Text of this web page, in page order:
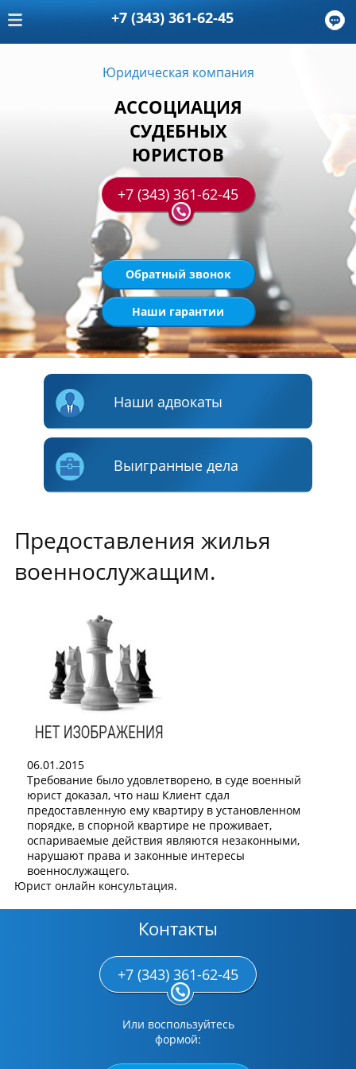
+7 (343) 361-62-45
Юридическая компания
АССОЦИАЦИЯ
СУДЕБНЫХ
ЮРИСТОВ
+7 (343) 361-62-45
Обратный звонок
Наши гарантии
Наши адвокаты
Выигранные дела
Предоставления жилья
военнослужащим.
06.01.2015
Требование было удовлетворено, в суде военный
юрист доказал, что наш Клиент сдал
предоставленную ему квартиру в установленном
порядке, в спорной квартире не проживает,
оспариваемые действия являются незаконными,
нарушают права и законные интересы
военнослужащего.
Юрист онлайн консультация.
Контакты
+7 (343) 361-62-45
Или воспользуйтесь
формой: